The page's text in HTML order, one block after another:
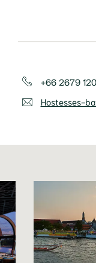
+66 2679
Hostesses-